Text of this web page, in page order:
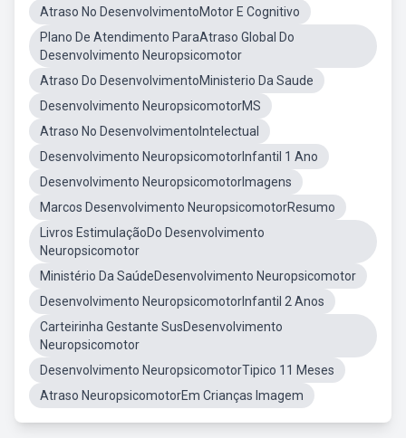
Atraso No DesenvolvimentoMotor E Cognitivo
Plano De Atendimento ParaAtraso Global Do
Desenvolvimento Neuropsicomotor
Atraso Do DesenvolvimentoMinisterio Da Saude
Desenvolvimento NeuropsicomotorMS
Atraso No DesenvolvimentoIntelectual
Desenvolvimento NeuropsicomotorInfantil 1 Ano
Desenvolvimento NeuropsicomotorImagens
Marcos Desenvolvimento NeuropsicomotorResumo
Livros EstimulaçãoDo Desenvolvimento
Neuropsicomotor
Ministério Da SaúdeDesenvolvimento Neuropsicomotor
Desenvolvimento NeuropsicomotorInfantil 2 Anos
Carteirinha Gestante SusDesenvolvimento
Neuropsicomotor
Desenvolvimento NeuropsicomotorTipico 11 Meses
Atraso NeuropsicomotorEm Crianças Imagem